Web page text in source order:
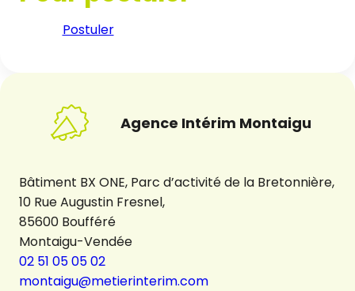
Postuler
Agence Intérim Montaigu
Bâtiment BX ONE, Parc d’activité de la Bretonnière,
10 Rue Augustin Fresnel,
85600 Boufféré
Montaigu-Vendée
02 51 05 05 02
montaigu@metierinterim.com